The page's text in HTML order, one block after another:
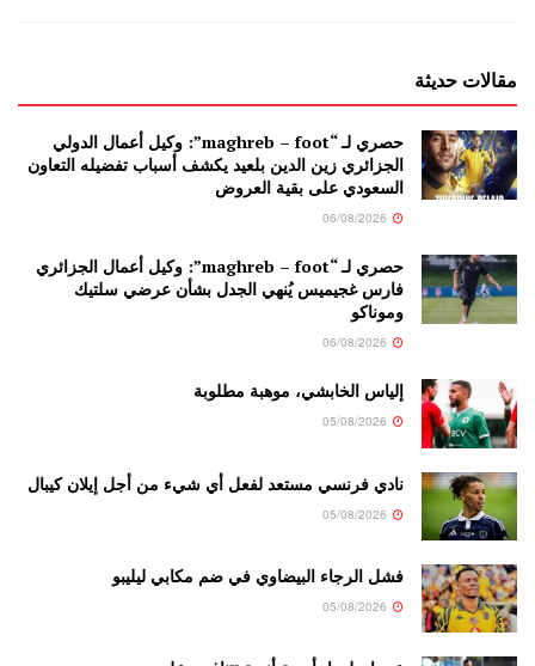
مقالات حديثة
حصري لـ “maghreb – foot”: وكيل أعمال الدولي
الجزائري زين الدين بلعيد يكشف أسباب تفضيله التعاون
السعودي على بقية العروض
حصري لـ “maghreb – foot”: وكيل أعمال الجزائري
فارس غجيميس يُنهي الجدل بشأن عرضي سلتيك
وموناكو
إلياس الخابشي، موهبة مطلوبة
نادي فرنسي مستعد لفعل أي شيء من أجل إيلان كيبال
فشل الرجاء البيضاوي في ضم مكابي ليليبو